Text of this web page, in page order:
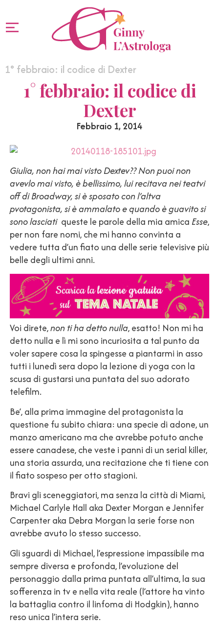
1° febbraio: il codice di Dexter
1° febbraio: il codice di
Dexter
Febbraio 1, 2014
Giulia, non hai mai visto Dextev?? Non puoi non
avevlo mai visto, è bellissimo, lui recitava nei teatvi
off di Broadway, si è sposato con l’altva
pvotagonista, si è ammalato e quando è guavito si
sono lasciatiqueste le parole della mia amicaEsse,
per non fare nomi, che mi hanno convinta a
vedere tutta d’un fiato una delle serie televisive più
belle degli ultimi anni.
Voi direte,non ti ha detto nulla, esatto! Non mi ha
detto nulla e lì mi sono incuriosita a tal punto da
voler sapere cosa la spingesse a piantarmi in asso
tutti i lunedì sera dopo la lezione di yoga con la
scusa di gustarsi una puntata del suo adorato
telefilm.
Be’, alla prima immagine del protagonista la
questione fu subito chiara: una specie di adone, un
manzo americano ma che avrebbe potuto anche
essere canadese, che veste i panni di un serial killer,
una storia assurda, una recitazione che ti tiene con
il fiato sospeso per otto stagioni.
Bravi gli sceneggiatori, ma senza la città di Miami,
Michael Carlyle Hall aka Dexter Morgan e Jennifer
Carpenter aka Debra Morgan la serie forse non
avrebbe avuto lo stesso successo.
Gli sguardi di Michael, l’espressione impassibile ma
sempre diversa e profonda, l’evoluzione del
personaggio dalla prima puntata all’ultima, la sua
sofferenza in tv e nella vita reale (l’attore ha vinto
la battaglia contro il linfoma di Hodgkin), hanno
reso unica l’intera serie.